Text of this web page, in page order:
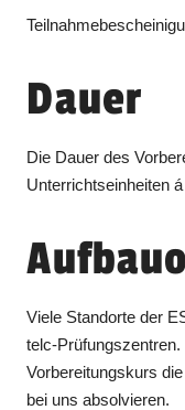
Dauer
Die Dauer des
Unterrichtseinheiten
Viele Standorte der
telc-
Vorbereitungskurs
bei uns absolvieren.